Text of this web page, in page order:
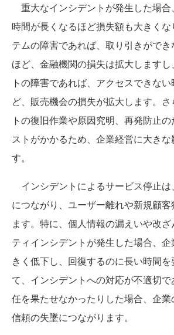
重大なインシデントが発生した場合
時間が長くなるほど損失額も大きく
テムの障害であれば、取り引きができ
ほど、金融機関の損失は拡大します
トの障害であれば、アクセスできな
ど、販売機会の損失が拡大します。
トの復旧作業や原因究明、再発防止
ストがかかるため、企業経営に大きな
す。
インシデントによるサービス停止は
につながり、ユーザー離れや新規顧客
ます。特に、個人情報の漏えいや改ざ
ティインシデントが発生した場合、
きく低下し、回復するのに長い時間を
て、インシデントへの対応が不適切
任を果たせなかったりした場合、企
信頼の失墜につながります。